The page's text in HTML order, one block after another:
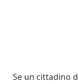
Se un cittadino